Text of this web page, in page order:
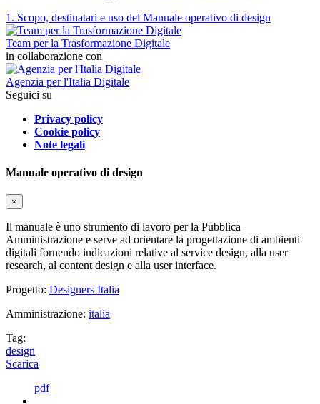
1. Scopo, destinatari e uso del Manuale operativo di design
Team per la Trasformazione Digitale
in collaborazione con
Agenzia per l'Italia Digitale
Seguici su
Privacy policy
Cookie policy
Note legali
Manuale operativo di design
×
Il manuale è uno strumento di lavoro per la Pubblica
Amministrazione e serve ad orientare la progettazione di ambienti
digitali fornendo indicazioni relative al service design, alla user
research, al content design e alla user interface.
Progetto: Designers Italia
Amministrazione: italia
Tag:
design
Scarica
pdf